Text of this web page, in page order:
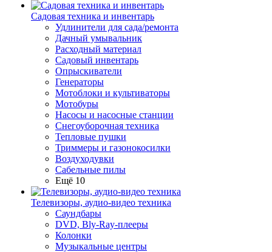
Садовая техника и инвентарь
Удлинители для сада/ремонта
Дачный умывальник
Расходный материал
Садовый инвентарь
Опрыскиватели
Генераторы
Мотоблоки и культиваторы
Мотобуры
Насосы и насосные станции
Снегоуборочная техника
Тепловые пушки
Триммеры и газонокосилки
Воздуходувки
Сабельные пилы
Ещё 10
Телевизоры, аудио-видео техника
Саундбары
DVD, Bly-Ray-плееры
Колонки
Музыкальные центры